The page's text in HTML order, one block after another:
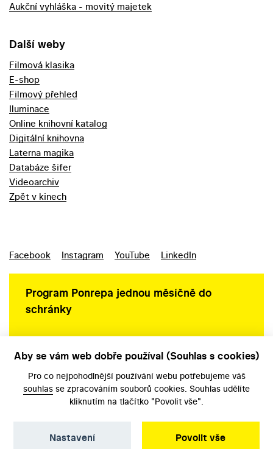
Aukční vyhláška - movitý majetek
Další weby
Filmová klasika
E-shop
Filmový přehled
Iluminace
Online knihovní katalog
Digitální knihovna
Laterna magika
Databáze šifer
Videoarchiv
Zpět v kinech
Facebook Instagram YouTube LinkedIn
Program Ponrepa jednou měsíčně do
schránky
Aby se vám web dobře používal (Souhlas s cookies)
Pro co nejpohodlnější používání webu potřebujeme váš
souhlas se zpracováním souborů cookies. Souhlas udělíte
kliknutím na tlačítko "Povolit vše".
Povolit vše
Nastavení